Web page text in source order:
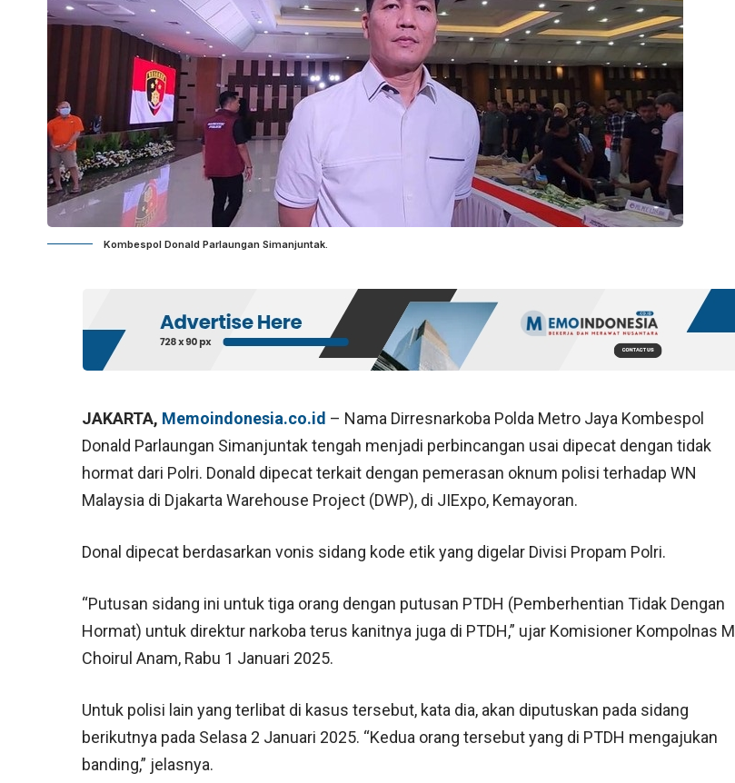
Kombespol Donald Parlaungan Simanjuntak.
JAKARTA, Memoindonesia.co.id – Nama Dirresnarkoba Polda Metro Jaya Kombespol
Donald Parlaungan Simanjuntak tengah menjadi perbincangan usai dipecat dengan tidak
hormat dari Polri. Donald dipecat terkait dengan pemerasan oknum polisi terhadap WN
Malaysia di Djakarta Warehouse Project (DWP), di JIExpo, Kemayoran.
Donal dipecat berdasarkan vonis sidang kode etik yang digelar Divisi Propam Polri.
“Putusan sidang ini untuk tiga orang dengan putusan PTDH (Pemberhentian Tidak Dengan
Hormat) untuk direktur narkoba terus kanitnya juga di PTDH,” ujar Komisioner Kompolnas M
Choirul Anam, Rabu 1 Januari 2025.
Untuk polisi lain yang terlibat di kasus tersebut, kata dia, akan diputuskan pada sidang
berikutnya pada Selasa 2 Januari 2025. “Kedua orang tersebut yang di PTDH mengajukan
banding,” jelasnya.